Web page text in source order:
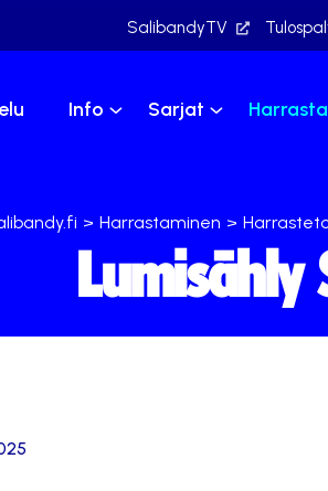
SalibandyTV
Info Sarjat
> Harrastaminen >